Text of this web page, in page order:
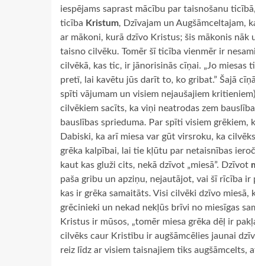
iespējams saprast mācību par taisnošanu
ticība Kristum, Dzīvajam un Augšāmceltajam,
ar mākoni, kurā dzīvo Kristus; šis mākonis
taisno cilvēku. Tomēr šī ticība vienmēr ir
cilvēkā, kas tic, ir jānorisinās cīņai. „Jo
pretī, lai kavētu jūs darīt to, ko gribat.” Šajā
spīti vājumam un visiem nejaušajiem
cilvēkiem sacīts, ka viņi neatrodas zem
bauslības sprieduma. Par spīti visiem
Dabiski, ka arī miesa var gūt virsroku, ka
grēka kalpībai, lai tie kļūtu par netaisnības
kaut kas gluži cits, nekā dzīvot „miesā”. Dzīvot
paša gribu un apziņu, nejautājot, vai šī rīcība
kas ir grēka samaitāts. Visi cilvēki dzīvo
grēcinieki un nekad nekļūs brīvi no miesīgas
Kristus ir mūsos, „tomēr miesa grēka dēļ ir
cilvēks caur Kristību ir augšāmcēlies jaunai
reiz līdz ar visiem taisnajiem tiks augšāmcelts,